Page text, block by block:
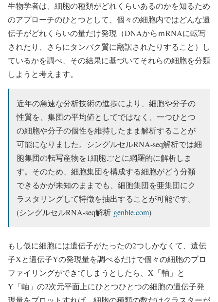
生物学者は、細胞の種類がどれくらいあるのかを知るため
のアプローチのひとつとして、個々の細胞内ではどんな遺
伝子がどれくらいの量だけ発現（DNAからｍRNAに転写
されたり、さらにタンパク質に翻訳されたりすること）し
ているかを調べ、その結果に基づいてそれらの細胞を分類
しようと考えます。
近年の急速な分析技術の進歩により、細胞や分子の
性質を、集団の平均値としてではなく、一つひとつ
の細胞や分子の個性を維持したまま解析することが
可能になりました。シングルセルRNA-seq解析では細
胞集団の転写産物を1細胞ごとに網羅的に解析しま
す。そのため、細胞集団を構成する細胞がどう分類
できるかが未知のままでも、細胞集団を亜集団にク
ラスタリングして特徴を抽出することが可能です。
(シングルセルRNA-seq解析 genble.com)
もし仮に細胞には遺伝子がたったの2つしかなくて、遺伝
子Xと遺伝子Yの発現量を調べるだけで個々の細胞のプロ
ファイリングができてしまうとしたら、X「軸」と
Y「軸」の2次元平面上にひとつひとつの細胞の遺伝子発